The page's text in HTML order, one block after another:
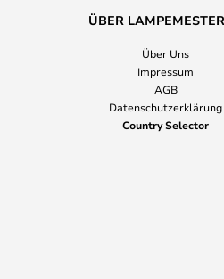
ÜBER
Über Uns
Impressum
AGB
Datenschutzerklärung
Country Selector